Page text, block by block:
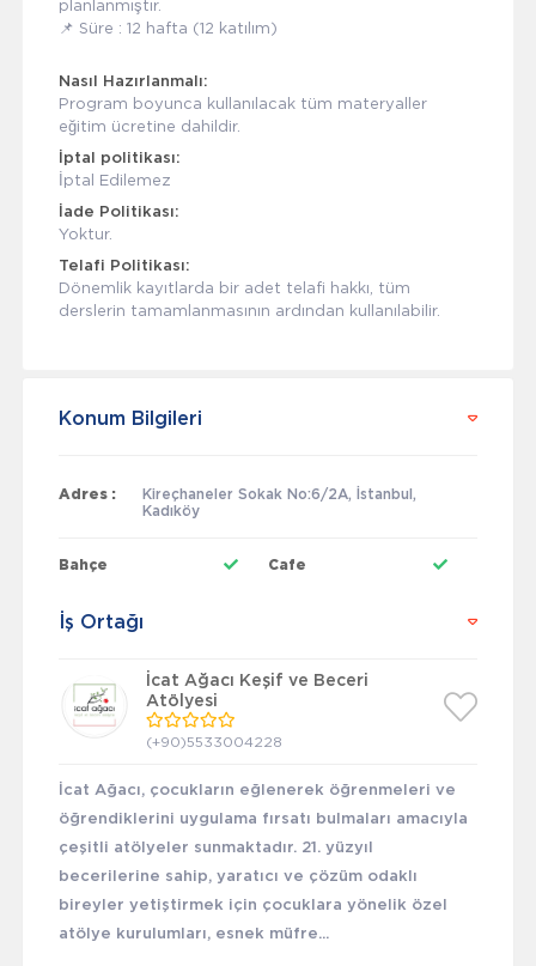
planlanmıştır.
📌 Süre : 12 hafta (12 katılım)
Nasıl Hazırlanmalı:
Program boyunca kullanılacak tüm materyaller
eğitim ücretine dahildir.
İptal politikası:
İptal Edilemez
İade Politikası:
Yoktur.
Telafi Politikası:
Dönemlik kayıtlarda bir adet telafi hakkı, tüm
derslerin tamamlanmasının ardından kullanılabilir.
Konum Bilgileri
Adres :
Kireçhaneler Sokak No:6/2A, İstanbul,
Kadıköy
Bahçe Cafe
İş Ortağı
İcat Ağacı Keşif ve Beceri
Atölyesi
(+90)5533004228
İcat Ağacı, çocukların eğlenerek öğrenmeleri ve
öğrendiklerini uygulama fırsatı bulmaları amacıyla
çeşitli atölyeler sunmaktadır. 21. yüzyıl
becerilerine sahip, yaratıcı ve çözüm odaklı
bireyler yetiştirmek için çocuklara yönelik özel
atölye kurulumları, esnek müfre...